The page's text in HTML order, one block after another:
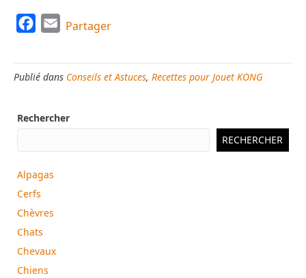
c
e
o
a
i
Partager
Publié dans Conseils et Astuces, Recettes pour Jouet KONG
Rechercher
RECHERCHER
Alpagas
Cerfs
Chèvres
Chats
Chevaux
Chiens